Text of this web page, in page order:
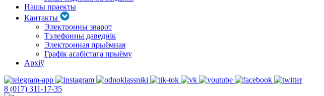
Нашы праекты
Кантакты
Электронны зварот
Тэлефонны даведнік
Электронная прыёмная
Графік асабістага прыёму
Архіў
8 (017) 311-17-35